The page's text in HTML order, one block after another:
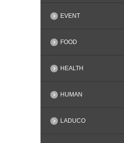
EVENT
FOOD
HEALTH
HUMAN
LADUCO